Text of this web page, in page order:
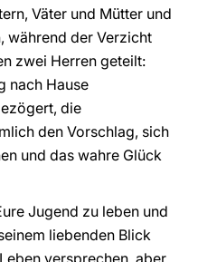
Väter und Mütter und
während der Verzicht
zwei Herren geteilt:
nach Hause
die
den Vorschlag, sich
und das wahre Glück
Jugend zu leben und
liebenden Blick
versprechen, aber